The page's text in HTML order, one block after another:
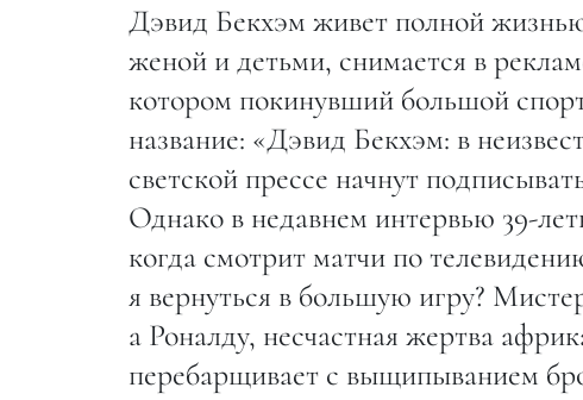
Дэвид Бекхэм живет полной
женой и детьми, снимается в
котором покинувший большой
название: «Дэвид Бекхэм: в
светской прессе начнут
Однако в недавнем интервью 39-
когда смотрит матчи по
я вернуться в большую игру?
а Роналду, несчастная жертва
перебарщивает с выщипыванием